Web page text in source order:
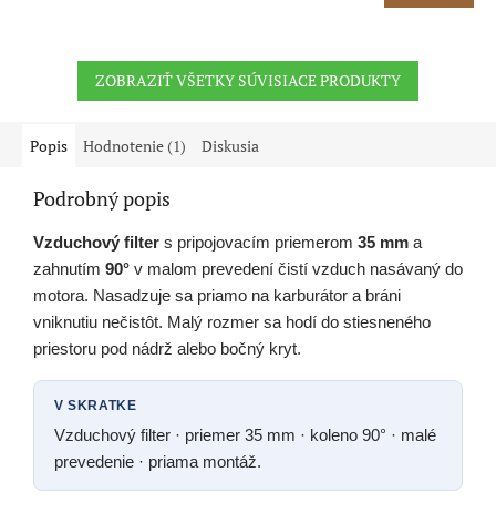
ZOBRAZIŤ VŠETKY SÚVISIACE PRODUKTY
Popis Hodnotenie (1) Diskusia
Podrobný popis
Vzduchový filter s pripojovacím priemerom 35 mm a
zahnutím 90° v malom prevedení čistí vzduch nasávaný do
motora. Nasadzuje sa priamo na karburátor a bráni
vniknutiu nečistôt. Malý rozmer sa hodí do stiesneného
priestoru pod nádrž alebo bočný kryt.
V SKRATKE
Vzduchový filter · priemer 35 mm · koleno 90° · malé
prevedenie · priama montáž.